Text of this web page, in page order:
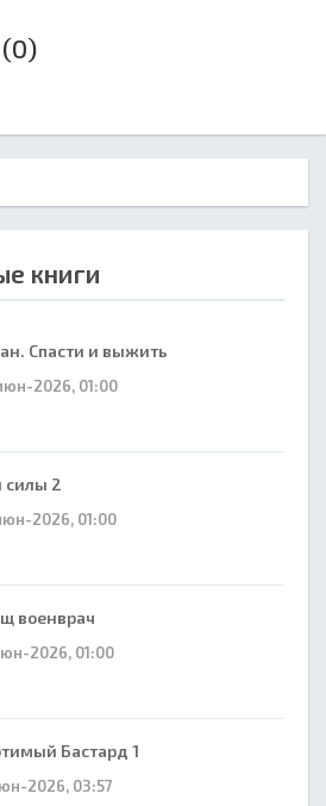
книги
Спасти и выжить
2026, 01:00
силы 2
2026, 01:00
военврач
2026, 01:00
Бастард 1
2026, 03:57